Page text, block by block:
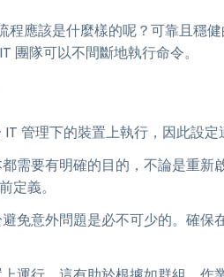
應該是什麼樣的呢？可靠且穩
團隊可以不間斷地執行命令。
管理下的裝置上執行，因此設定
需要有明確的目的，不論是重
定義。
免意外問題是必不可少的。確保